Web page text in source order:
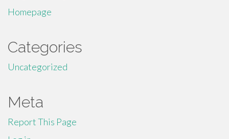
Homepage
Categories
Uncategorized
Meta
Report This Page